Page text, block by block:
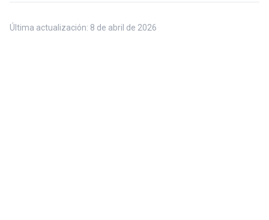
Última actualización: 8 de abril de 2026